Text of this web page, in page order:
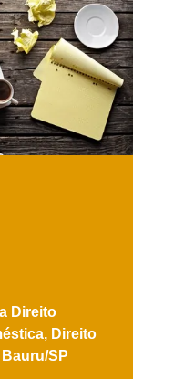
Direito
Direito
Bauru/SP